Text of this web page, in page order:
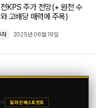
단 기술과 미래 성장 가능성)
프라인과 시장 지배력
KPS 주가 전망(+ 원전 수
고배당 매력에 주목)
자 2025년 06월 19일
달러 인베스트먼트